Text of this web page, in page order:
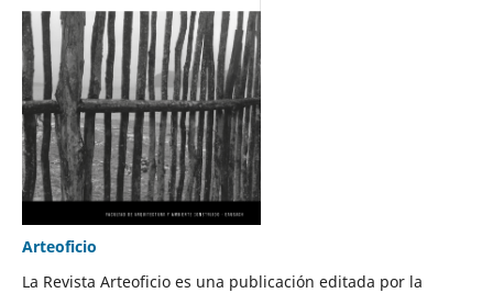
Arteoficio
La Revista Arteoficio es una publicación editada por la